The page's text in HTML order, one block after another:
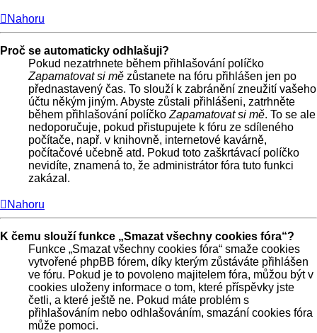
Nahoru
Proč se automaticky odhlašuji?
Pokud nezatrhnete během přihlašování políčko
Zapamatovat si mě zůstanete na fóru přihlášen jen po
přednastavený čas. To slouží k zabránění zneužití vašeho
účtu někým jiným. Abyste zůstali přihlášeni, zatrhněte
během přihlašování políčko Zapamatovat si mě. To se ale
nedoporučuje, pokud přistupujete k fóru ze sdíleného
počítače, např. v knihovně, internetové kavárně,
počítačové učebně atd. Pokud toto zaškrtávací políčko
nevidíte, znamená to, že administrátor fóra tuto funkci
zakázal.
Nahoru
K čemu slouží funkce „Smazat všechny cookies fóra“?
Funkce „Smazat všechny cookies fóra“ smaže cookies
vytvořené phpBB fórem, díky kterým zůstáváte přihlášen
ve fóru. Pokud je to povoleno majitelem fóra, můžou být v
cookies uloženy informace o tom, které příspěvky jste
četli, a které ještě ne. Pokud máte problém s
přihlašováním nebo odhlašováním, smazání cookies fóra
může pomoci.